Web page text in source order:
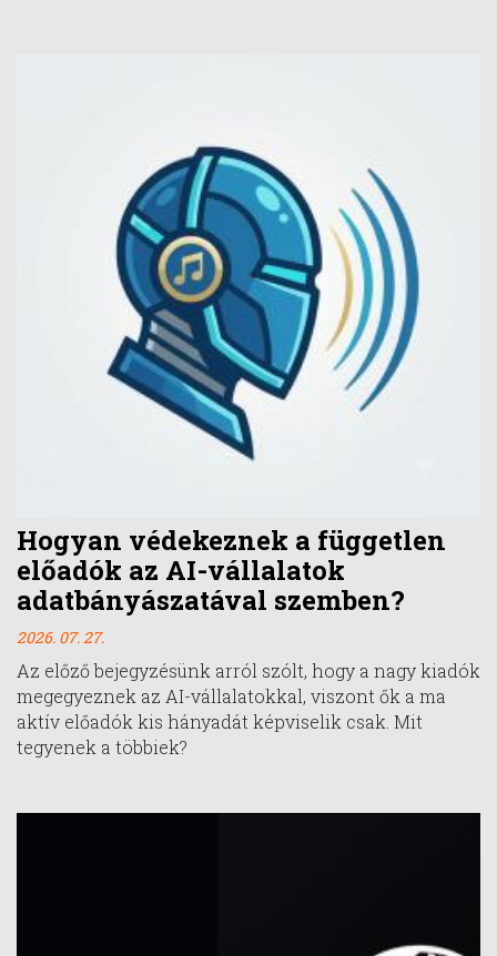
Hogyan védekeznek a független
előadók az AI-vállalatok
adatbányászatával szemben?
2026. 07. 27.
Az előző bejegyzésünk arról szólt, hogy a nagy kiadók
megegyeznek az AI-vállalatokkal, viszont ők a ma
aktív előadók kis hányadát képviselik csak. Mit
tegyenek a többiek?